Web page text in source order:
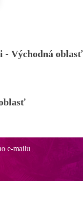
- Východná oblasť
e-mailu